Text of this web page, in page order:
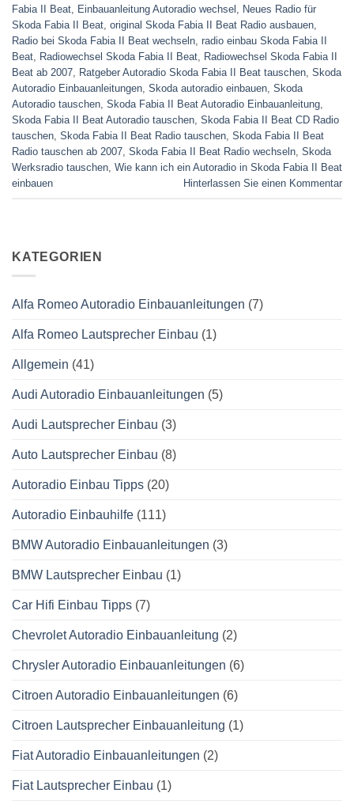
Fabia II Beat
Einbauanleitung Autoradio wechsel
Neues Radio für
Skoda Fabia II Beat original Skoda Fabia II Beat Radio ausbauen
Radio bei Skoda Fabia II Beat wechseln radio einbau Skoda Fabia II
Beat
Radiowechsel Skoda Fabia II Beat
Radiowechsel Skoda Fabia II
Beat ab 2007
Ratgeber Autoradio Skoda Fabia II Beat tauschen Skoda
Autoradio Einbauanleitungen Skoda autoradio einbauen Skoda
Autoradio tauschen Skoda Fabia II Beat Autoradio Einbauanleitung
Skoda Fabia II Beat Autoradio tauschen Skoda Fabia II Beat CD Radio
tauschen Skoda Fabia II Beat Radio tauschen Skoda Fabia II Beat
Radio tauschen ab 2007 Skoda Fabia II Beat Radio wechseln Skoda
Werksradio tauschen Wie kann ich ein Autoradio in Skoda Fabia II Beat
einbauen
Hinterlassen Sie einen Kommentar
KATEGORIEN
Alfa Romeo Autoradio Einbauanleitungen (7)
Alfa Romeo Lautsprecher Einbau (1)
Allgemein (41)
Audi Autoradio Einbauanleitungen (5)
Audi Lautsprecher Einbau (3)
Auto Lautsprecher Einbau (8)
Autoradio Einbau Tipps (20)
Autoradio Einbauhilfe (111)
BMW Autoradio Einbauanleitungen (3)
BMW Lautsprecher Einbau (1)
Car Hifi Einbau Tipps (7)
Chevrolet Autoradio Einbauanleitung (2)
Chrysler Autoradio Einbauanleitungen (6)
Citroen Autoradio Einbauanleitungen (6)
Citroen Lautsprecher Einbauanleitung (1)
Fiat Autoradio Einbauanleitungen (2)
Fiat Lautsprecher Einbau (1)